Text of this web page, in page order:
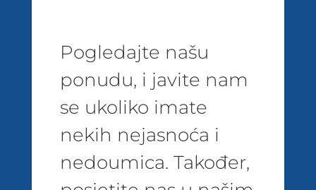
Pogledajte našu
ponudu, i javite nam
se ukoliko imate
nekih nejasnoća i
nedoumica. Također,